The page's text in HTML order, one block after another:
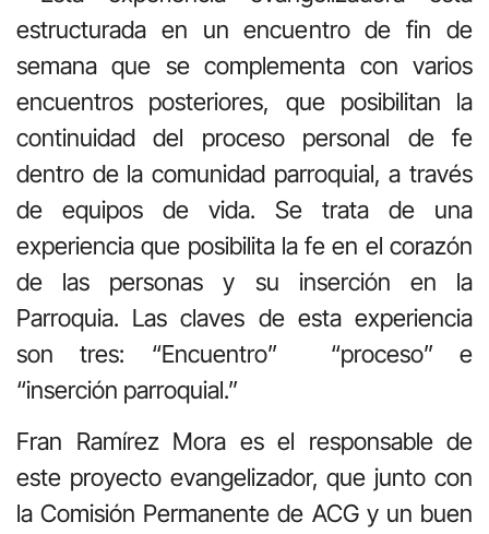
estructurada en un encuentro de fin de
semana que se complementa con varios
encuentros posteriores, que posibilitan la
continuidad del proceso personal de fe
dentro de la comunidad parroquial, a través
de equipos de vida. Se trata de una
experiencia que posibilita la fe en el corazón
de las personas y su inserción en la
Parroquia. Las claves de esta experiencia
son tres: “Encuentro” “proceso” e
“inserción parroquial.”
Fran Ramírez Mora es el responsable de
este proyecto evangelizador, que junto con
la Comisión Permanente de ACG y un buen